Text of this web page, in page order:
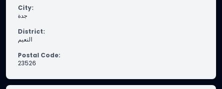
City:
جدة
District:
النعيم
Postal Code:
23526